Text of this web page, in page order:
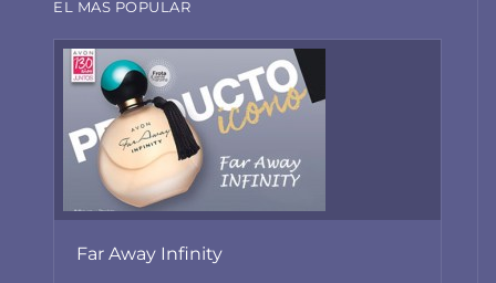
EL MAS POPULAR
Far Away Infinity